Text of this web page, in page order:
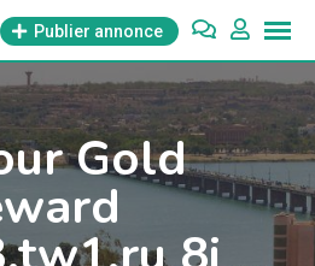
Publier annonce
Gold